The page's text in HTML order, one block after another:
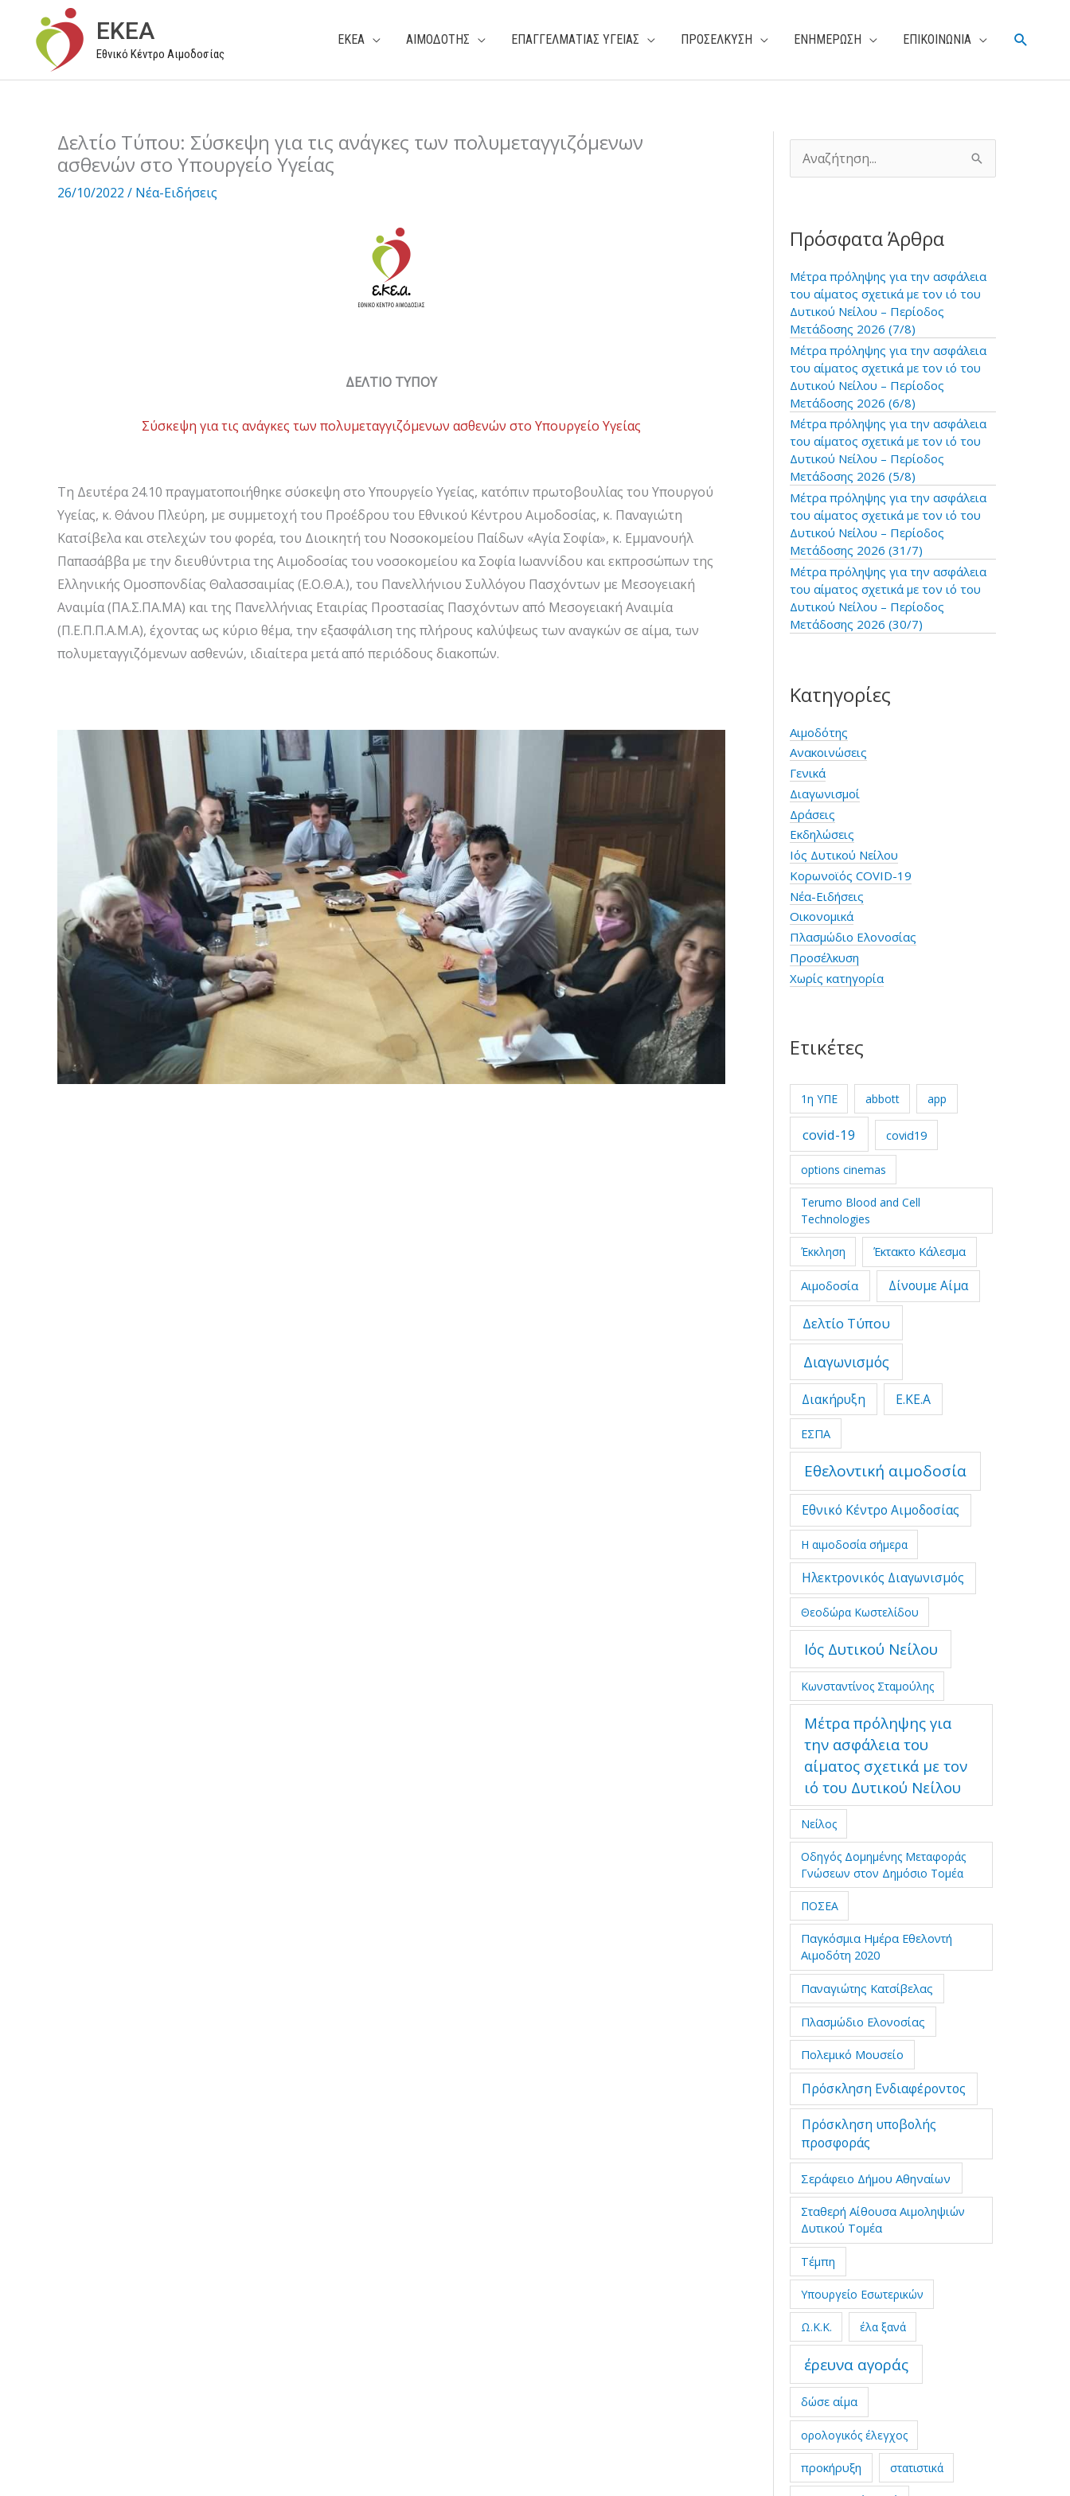
περιεχόμενο
EKEA
Εθνικό Κέντρο Αιμοδοσίας
ΕΚΕΑ ΑΙΜΟΔΟΤΗΣ ΕΠΑΓΓΕΛΜΑΤΙΑΣ ΥΓΕΙΑΣ ΠΡΟΣΕΛΚΥΣΗ ΕΝΗΜΕΡΩΣΗ ΕΠΙΚΟΙΝΩΝΙΑ
Δελτίο Τύπου: Σύσκεψη για τις ανάγκες των πολυμεταγγιζόμενων
ασθενών στο Υπουργείο Υγείας
26/10/2022 / Νέα-Ειδήσεις
ΔΕΛΤΙΟ ΤΥΠΟΥ
Σύσκεψη για τις ανάγκες των πολυμεταγγιζόμενων ασθενών στο Υπουργείο Υγείας
Τη Δευτέρα 24.10 πραγματοποιήθηκε σύσκεψη στο Υπουργείο Υγείας, κατόπιν πρωτοβουλίας του Υπουργού
Υγείας, κ. Θάνου Πλεύρη, με συμμετοχή του Προέδρου του Εθνικού Κέντρου Αιμοδοσίας, κ. Παναγιώτη
Κατσίβελα και στελεχών του φορέα, του Διοικητή του Νοσοκομείου Παίδων «Αγία Σοφία», κ. Εμμανουήλ
Παπασάββα με την διευθύντρια της Αιμοδοσίας του νοσοκομείου κα Σοφία Ιωαννίδου και εκπροσώπων της
Ελληνικής Ομοσπονδίας Θαλασσαιμίας (Ε.Ο.Θ.Α.), του Πανελλήνιου Συλλόγου Πασχόντων με Μεσογειακή
Αναιμία (ΠΑ.Σ.ΠΑ.ΜΑ) και της Πανελλήνιας Εταιρίας Προστασίας Πασχόντων από Μεσογειακή Αναιμία
(Π.Ε.Π.Π.Α.Μ.Α), έχοντας ως κύριο θέμα, την εξασφάλιση της πλήρους καλύψεως των αναγκών σε αίμα, των
πολυμεταγγιζόμενων ασθενών, ιδιαίτερα μετά από περιόδους διακοπών.
α
τ
σ
γ
ι
α
:
Πρόσφατα Άρθρα
Μέτρα πρόληψης για την ασφάλεια
του αίματος σχετικά με τον ιό του
Δυτικού Νείλου – Περίοδος
Μετάδοσης 2026 (7/8)
Μέτρα πρόληψης για την ασφάλεια
του αίματος σχετικά με τον ιό του
Δυτικού Νείλου – Περίοδος
Μετάδοσης 2026 (6/8)
Μέτρα πρόληψης για την ασφάλεια
του αίματος σχετικά με τον ιό του
Δυτικού Νείλου – Περίοδος
Μετάδοσης 2026 (5/8)
Μέτρα πρόληψης για την ασφάλεια
του αίματος σχετικά με τον ιό του
Δυτικού Νείλου – Περίοδος
Μετάδοσης 2026 (31/7)
Μέτρα πρόληψης για την ασφάλεια
του αίματος σχετικά με τον ιό του
Δυτικού Νείλου – Περίοδος
Μετάδοσης 2026 (30/7)
Κατηγορίες
Αιμοδότης
Ανακοινώσεις
Γενικά
Διαγωνισμοί
Δράσεις
Εκδηλώσεις
Ιός Δυτικού Νείλου
Κορωνοϊός COVID-19
Νέα-Ειδήσεις
Οικονομικά
Πλασμώδιο Ελονοσίας
Προσέλκυση
Χωρίς κατηγορία
Ετικέτες
1η ΥΠΕ abbott app
covid-19 covid19
options cinemas
Terumo Blood and Cell
Technologies
Έκκληση Έκτακτο Κάλεσμα
Αιμοδοσία Δίνουμε Αίμα
Δελτίο Τύπου
Διαγωνισμός
Διακήρυξη Ε.ΚΕ.Α
ΕΣΠΑ
Εθελοντική αιμοδοσία
Εθνικό Κέντρο Αιμοδοσίας
Η αιμοδοσία σήμερα
Ηλεκτρονικός Διαγωνισμός
Θεοδώρα Κωστελίδου
Ιός Δυτικού Νείλου
Κωνσταντίνος Σταμούλης
Μέτρα πρόληψης για
την ασφάλεια του
αίματος σχετικά με τον
ιό του Δυτικού Νείλου
Νείλος
Οδηγός Δομημένης Μεταφοράς
Γνώσεων στον Δημόσιο Τομέα
ΠΟΣΕΑ
Παγκόσμια Ημέρα Εθελοντή
Αιμοδότη 2020
Παναγιώτης Κατσίβελας
Πλασμώδιο Ελονοσίας
Πολεμικό Μουσείο
Πρόσκληση Ενδιαφέροντος
Πρόσκληση υποβολής
προσφοράς
Σεράφειο Δήμου Αθηναίων
Σταθερή Αίθουσα Αιμοληψιών
Δυτικού Τομέα
Τέμπη
Υπουργείο Εσωτερικών
Ω.Κ.Κ. έλα ξανά
έρευνα αγοράς
δώσε αίμα
ορολογικός έλεγχος
προκήρυξη στατιστικά